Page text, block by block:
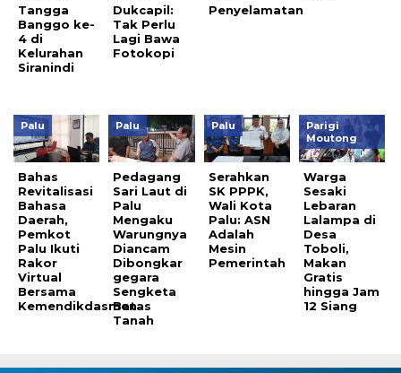
Tangga
Banggo ke-
4 di
Kelurahan
Siranindi
Dukcapil:
Tak Perlu
Lagi Bawa
Fotokopi
Penyelamatan
Palu
Bahas
Revitalisasi
Bahasa
Daerah,
Pemkot
Palu Ikuti
Rakor
Virtual
Bersama
Kemendikdasmen
Palu
Pedagang
Sari Laut di
Palu
Mengaku
Warungnya
Diancam
Dibongkar
gegara
Sengketa
Batas
Tanah
Palu
Serahkan
SK PPPK,
Wali Kota
Palu: ASN
Adalah
Mesin
Pemerintah
Parigi
Moutong
Warga
Sesaki
Lebaran
Lalampa di
Desa
Toboli,
Makan
Gratis
hingga Jam
12 Siang